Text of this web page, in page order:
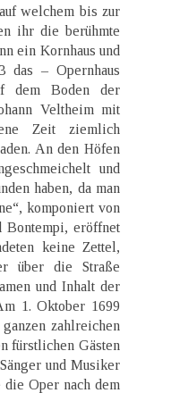
welchem bis zur
ihr die berühmte
ein Kornhaus und
das – Opernhaus
dem Boden der
Veltheim mit
Zeit ziemlich
An den Höfen
und
haben, da man
komponiert von
Bontempi, eröffnet
keine Zettel,
über die Straße
und Inhalt der
1. Oktober 1699
zahlreichen
fürstlichen Gästen
und Musiker
Oper nach dem